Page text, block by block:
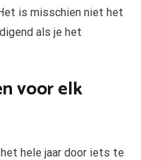
is misschien niet het
als je het
voor elk
hele jaar door iets te